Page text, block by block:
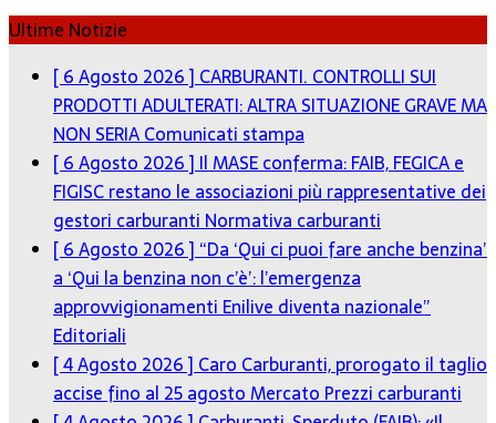
Ultime Notizie
[ 6 Agosto 2026 ]CARBURANTI. CONTROLLI SUI
PRODOTTI ADULTERATI: ALTRA SITUAZIONE GRAVE MA
NON SERIAComunicati stampa
[ 6 Agosto 2026 ]Il MASE conferma: FAIB, FEGICA e
FIGISC restano le associazioni più rappresentative dei
gestori carburantiNormativa carburanti
[ 6 Agosto 2026 ]“Da ‘Qui ci puoi fare anche benzina’
a ‘Qui la benzina non c’è’: l’emergenza
approvvigionamenti Enilive diventa nazionale”
Editoriali
[ 4 Agosto 2026 ]Caro Carburanti, prorogato il taglio
accise fino al 25 agostoMercato Prezzi carburanti